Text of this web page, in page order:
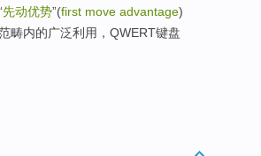
先动优势”(first move advantage)
畴内的广泛利用，QWERT键盘